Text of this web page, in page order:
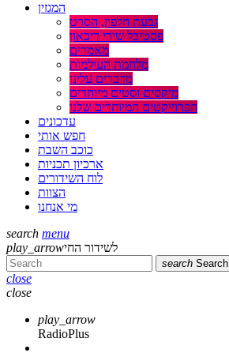
המגזין
גבעת חלפון, הסרט
פסטיבל שירי דיכאון
מאמרים
מלחמת העולמות
מדברים עלינו
מיקסים וסטים מיוחדים
הפרוייקטים המיוחדים שלנו
עדכונים
חפש אותי
כוכב השבת
ארכיון תכניות
לוח השידורים
הצוות
מי אנחנו
search menu
play_arrowלשידור החי
search Search
close
close
play_arrow
RadioPlus